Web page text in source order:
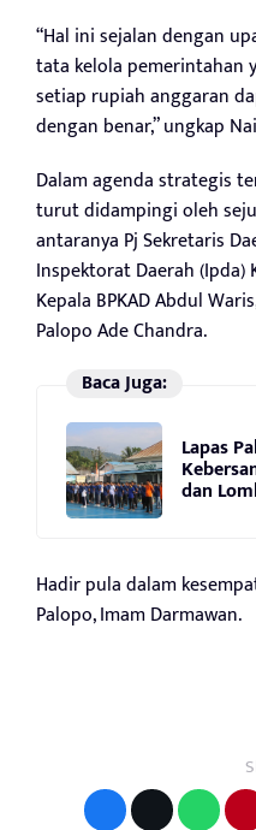
“Hal ini sejalan dengan
tata kelola pemerintahan
setiap rupiah anggaran
dengan benar,” ungkap
Dalam agenda strategis
turut didampingi oleh
antaranya Pj Sekretaris
Inspektorat Daerah (Ipda)
Kepala BPKAD Abdul
Palopo Ade Chandra.
Baca Juga:
Lapas
dan
Hadir pula dalam
Palopo, Imam Darmawan.